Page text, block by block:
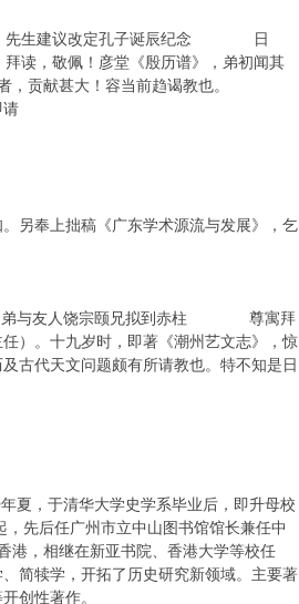
闻 先生建议改定孔子诞辰纪念 日
读，敬佩！彦堂《殷历谱》，弟初闻其
贡献甚大！容当前趋谒教也。
请
另奉上拙稿《广东学术源流与发展》，乞
，弟与友人饶宗颐兄拟到赤柱 尊寓拜
）。十九岁时，即著《潮州艺文志》，惊
古代天文问题颇有所请教也。特不知是日
夏，于清华大学史学系毕业后，即升母校
先后任广州市立中山图书馆馆长兼任中
港，相继在新亚书院、香港大学等校任
简犊学，开拓了历史研究新领域。主要著
创性著作。